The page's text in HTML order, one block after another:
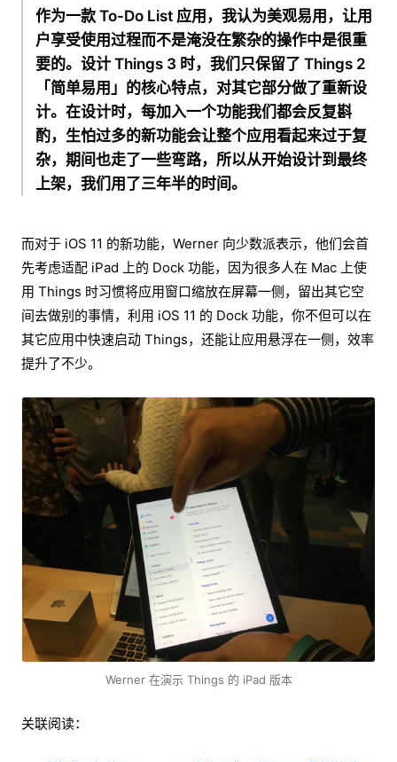
作为一款 To-Do List 应用，我认为美观易用，让用
户享受使用过程而不是淹没在繁杂的操作中是很重
要的。设计 Things 3 时，我们只保留了 Things 2
「简单易用」的核心特点，对其它部分做了重新设
计。在设计时，每加入一个功能我们都会反复斟
酌，生怕过多的新功能会让整个应用看起来过于复
杂，期间也走了一些弯路，所以从开始设计到最终
上架，我们用了三年半的时间。
而对于 iOS 11 的新功能，Werner 向少数派表示，他们会首
先考虑适配 iPad 上的 Dock 功能，因为很多人在 Mac 上使
用 Things 时习惯将应用窗口缩放在屏幕一侧，留出其它空
间去做别的事情，利用 iOS 11 的 Dock 功能，你不但可以在
其它应用中快速启动 Things，还能让应用悬浮在一侧，效率
提升了不少。
Werner 在演示 Things 的 iPad 版本
关联阅读：